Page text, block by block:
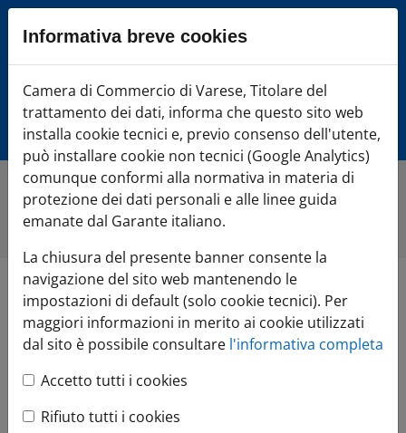
Sezione salto blocchi
Vai alla sezione dedicata alle informazioni correlate
Vai al footer
Camera di Commercio Varese
Home»Di cosa hai bisogno?»FAI CRESCERE l'impresa
Territorio e Infrastrutture
Territorio e
Infrastrutture
COS’È
Informativa breve cookies
Camera di Commercio di Varese, Titolare del
trattamento dei dati, informa che questo sito web
installa cookie tecnici e, previo consenso dell'utente,
può installare cookie non tecnici (Google Analytics)
comunque conformi alla normativa in materia di
protezione dei dati personali e alle linee guida
emanate dal Garante italiano.
La chiusura del presente banner consente la
navigazione del sito web mantenendo le
impostazioni di default (solo cookie tecnici). Per
maggiori informazioni in merito ai cookie utilizzati
dal sito è possibile consultare l'informativa completa
Accetto tutti i cookies
Rifiuto tutti i cookies